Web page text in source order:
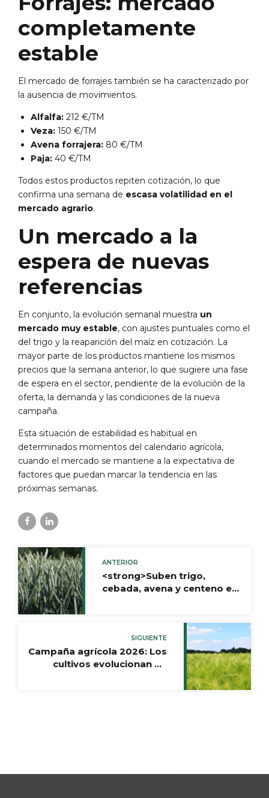
completamente
estable
El mercado de forrajes también se ha caracterizado por
la ausencia de movimientos.
Alfalfa: 212 €/TM
Veza: 150 €/TM
Avena forrajera: 80 €/TM
Paja: 40 €/TM
Todos estos productos repiten cotización, lo que
confirma una semana de escasa volatilidad en el
mercado agrario.
Un mercado a la
espera de nuevas
referencias
En conjunto, la evolución semanal muestra un
mercado muy estable, con ajustes puntuales como el
del trigo y la reaparición del maíz en cotización. La
mayor parte de los productos mantiene los mismos
precios que la semana anterior, lo que sugiere una fase
de espera en el sector, pendiente de la evolución de la
oferta, la demanda y las condiciones de la nueva
campaña.
Esta situación de estabilidad es habitual en
determinados momentos del calendario agrícola,
cuando el mercado se mantiene a la expectativa de
factores que puedan marcar la tendencia en las
próximas semanas.
ANTERIOR
<strong>Suben trigo,
cebada, avena y centeno en
estabilidad</strong>
SIGUIENTE
Campaña agrícola 2026: Los
cultivos evolucionan de